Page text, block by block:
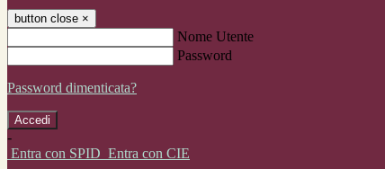
button close ×
Nome Utente
Password
Password dimenticata?
-
Entra con SPID Entra con CIE